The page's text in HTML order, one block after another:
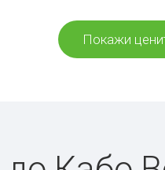
Покажи